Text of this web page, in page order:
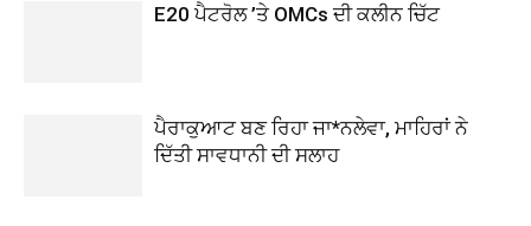
E20 ਪੈਟਰੋਲ ’ਤੇ OMCs ਦੀ ਕਲੀਨ ਚਿੱਟ
ਪੈਰਾਕੁਆਟ ਬਣ ਰਿਹਾ ਜਾ*ਨਲੇਵਾ, ਮਾਹਿਰਾਂ ਨੇ
ਦਿੱਤੀ ਸਾਵਧਾਨੀ ਦੀ ਸਲਾਹ